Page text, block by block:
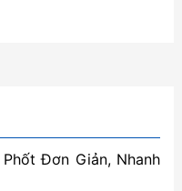
Đơn Giản, Nhanh